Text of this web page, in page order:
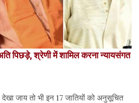
पिछड़े, श्रेणी में शामिल करना न्यायसंगत
देखा जाय तो भी इन 17 जातियों को अनुसूचित